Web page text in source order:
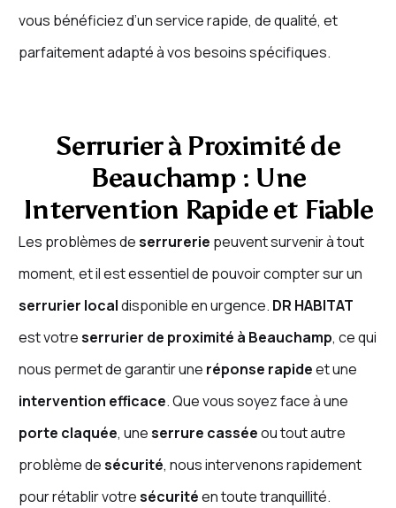
vous bénéficiez d’un service rapide, de qualité, et
parfaitement adapté à vos besoins spécifiques.
Serrurier à Proximité de
Beauchamp : Une
Intervention Rapide et Fiable
Les problèmes deserrurerie peuvent survenir à tout
moment, et il est essentiel de pouvoir compter sur un
serrurier localdisponible en urgence. DR HABITAT
est votreserrurier de proximité à Beauchamp, ce qui
nous permet de garantir une réponse rapideet une
intervention efficace. Que vous soyez face à une
porte claquée, uneserrure casséeou tout autre
problème desécurité, nous intervenons rapidement
pour rétablir votresécuritéen toute tranquillité.